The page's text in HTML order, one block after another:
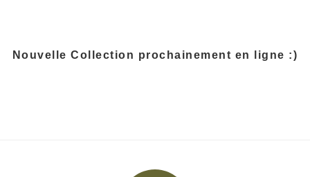
Nouvelle Collection prochainement en ligne :)